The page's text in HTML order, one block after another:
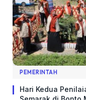
PEMERINTAH
Hari Kedua